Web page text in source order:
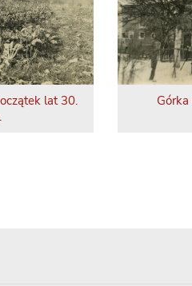
lat 30.